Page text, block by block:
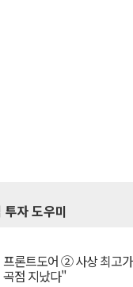
자 도우미
프론트도어 ② 사상 최고
곡점 지났다"